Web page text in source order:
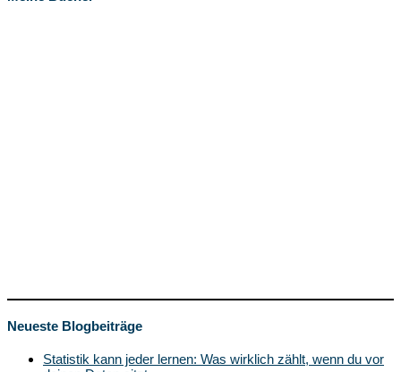
Neueste Blogbeiträge
Statistik kann jeder lernen: Was wirklich zählt, wenn du vor